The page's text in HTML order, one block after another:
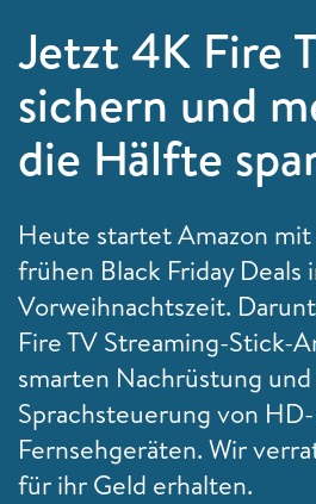
Jetzt 4K Fire
sichern und
die Hälfte
Heute startet Amazon
frühen Black Friday Deals
Vorweihnachtszeit.
Fire TV Streaming-Stick-
smarten Nachrüstung
Sprachsteuerung von
Fernsehgeräten. Wir
für ihr Geld erhalten.